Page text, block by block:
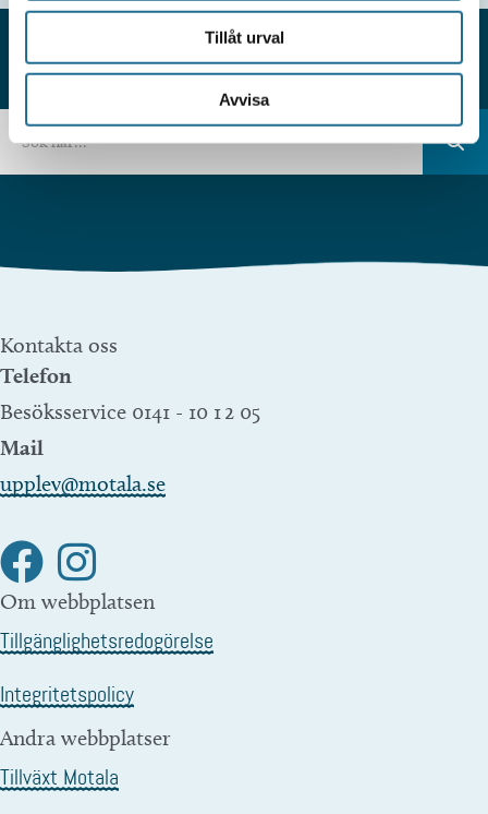
Tillåt urval
Avvisa
HITTAR DU INTE VAD DU SÖKER?
Kontakta oss
Telefon
Besöksservice 0141 - 10 1 2 05
Mail
upplev@motala.se
Om webbplatsen
Tillgänglighetsredogörelse
Integritetspolicy
Andra webbplatser
Tillväxt Motala